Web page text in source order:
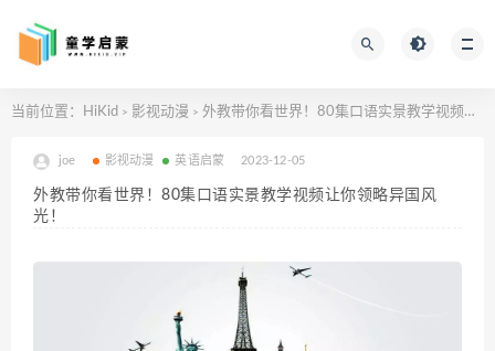
当前位置： HiKid > 影视动漫 > 外教带你看世界！80集口语实景教学视频让你领略异国风光！
joe 影视动漫 英语启蒙 2023-12-05
外教带你看世界！80集口语实景教学视频让你领略异国风
光！